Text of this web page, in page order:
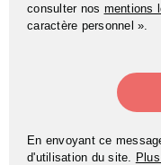
consulter nos mentions
caractère personnel ».
En envoyant ce
d'utilisation du site.